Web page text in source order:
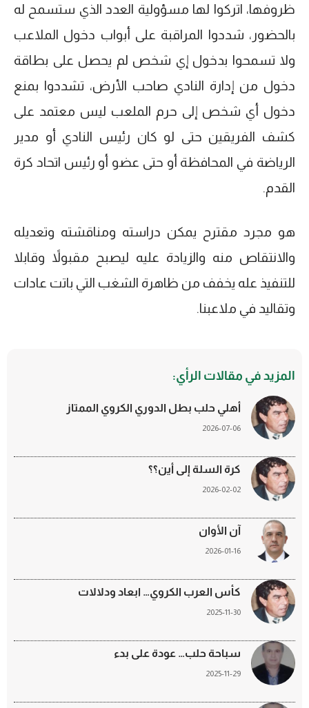
ظروفها، اتركوا لها مسؤولية العدد الذي ستسمح له
بالحضور، شددوا المراقبة على أبواب دخول الملاعب
ولا تسمحوا بدخول إي شخص لم يحصل على بطاقة
دخول من إدارة النادي صاحب الأرض، تشددوا بمنع
دخول أي شخص إلى حرم الملعب ليس معتمد على
كشف الفريقين حتى لو كان رئيس النادي أو مدير
الرياضة في المحافظة أو حتى عضو أو رئيس اتحاد كرة
القدم.
هو مجرد مقترح يمكن دراسته ومناقشته وتعديله
والانتقاص منه والزيادة عليه ليصبح مقبولاً وقابلا
للتنفيذ عله يخفف من ظاهرة الشغب التي باتت عادات
وتقاليد في ملاعبنا.
المزيد في مقالات الرأي:
أهلي حلب بطل الدوري الكروي الممتاز
2026-07-06
كرة السلة إلى أين؟؟
2026-02-02
آن الأوان
2026-01-16
كأس العرب الكروي… ابعاد ودلالات
2025-11-30
سباحة حلب… عودة على بدء
2025-11-29